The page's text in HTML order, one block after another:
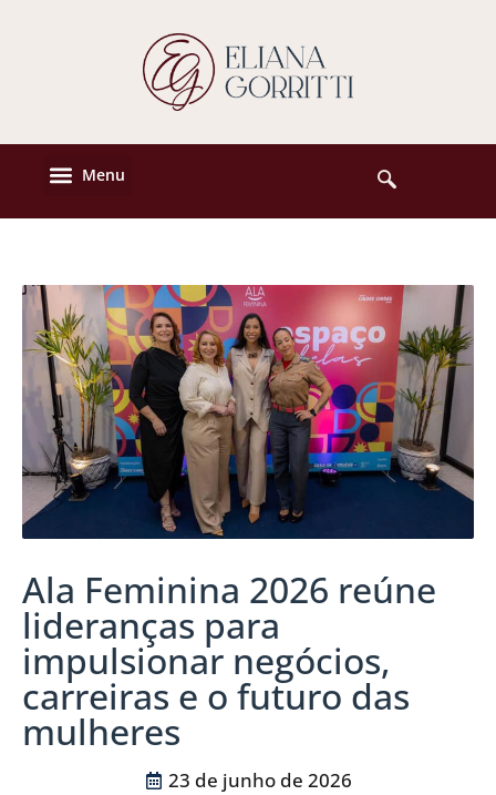
Ala Feminina 2026 reúne
lideranças para
impulsionar negócios,
carreiras e o futuro das
mulheres
23 de junho de 2026